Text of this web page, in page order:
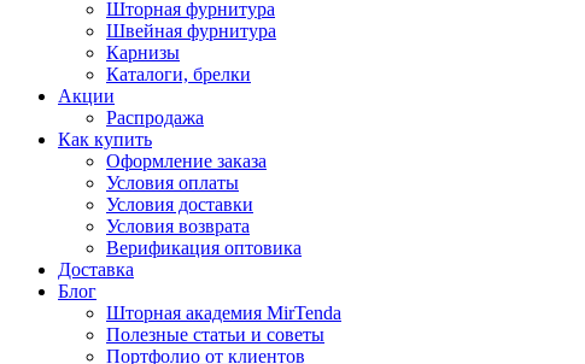
Шторная фурнитура
Швейная фурнитура
Карнизы
Каталоги, брелки
Акции
Распродажа
Как купить
Оформление заказа
Условия оплаты
Условия доставки
Условия возврата
Верификация оптовика
Доставка
Блог
Шторная академия MirTenda
Полезные статьи и советы
Портфолио от клиентов